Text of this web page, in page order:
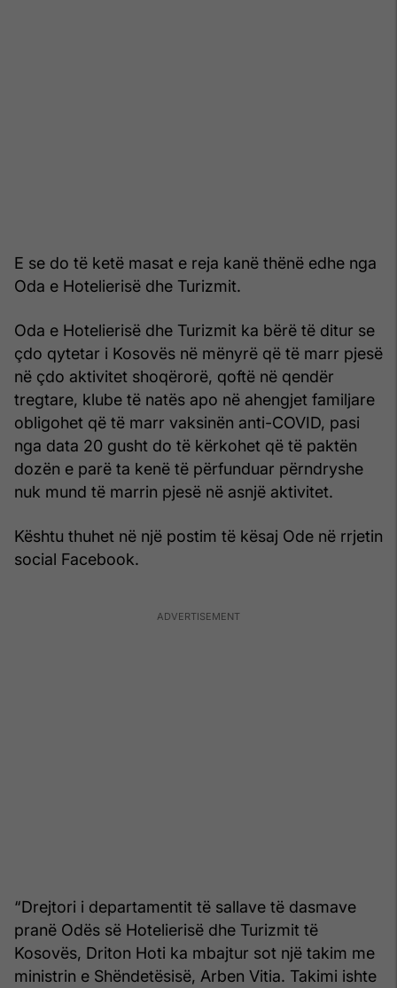
E se do të ketë masat e reja kanë thënë edhe nga
Oda e Hotelierisë dhe Turizmit.
Oda e Hotelierisë dhe Turizmit ka bërë të ditur se
çdo qytetar i Kosovës në mënyrë që të marr pjesë
në çdo aktivitet shoqërorë, qoftë në qendër
tregtare, klube të natës apo në ahengjet familjare
obligohet që të marr vaksinën anti-COVID, pasi
nga data 20 gusht do të kërkohet që të paktën
dozën e parë ta kenë të përfunduar përndryshe
nuk mund të marrin pjesë në asnjë aktivitet.
Kështu thuhet në një postim të kësaj Ode në rrjetin
social Facebook.
“Drejtori i departamentit të sallave të dasmave
pranë Odës së Hotelierisë dhe Turizmit të
Kosovës, Driton Hoti ka mbajtur sot një takim me
ministrin e Shëndetësisë, Arben Vitia. Takimi ishte